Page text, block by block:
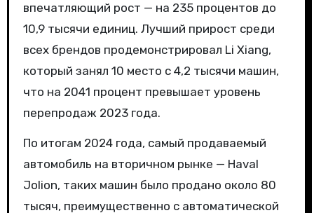
впечатляющий рост — на 235 процентов до
10,9 тысячи единиц. Лучший прирост среди
всех брендов продемонстрировал Li Xiang,
который занял 10 место с 4,2 тысячи машин,
что на 2041 процент превышает уровень
перепродаж 2023 года.
По итогам 2024 года, самый продаваемый
автомобиль на вторичном рынке — Haval
Jolion, таких машин было продано около 80
тысяч, преимущественно с автоматической